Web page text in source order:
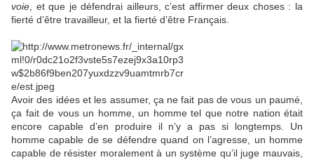
voie , et que je défendrai ailleurs, c’est affirmer deux choses : la
fierté d’être travailleur, et la fierté d’être Français.
Avoir des idées et les assumer, ça ne fait pas de vous un paumé,
ça fait de vous un homme, un homme tel que notre nation était
encore capable d’en produire il n’y a pas si longtemps. Un
homme capable de se défendre quand on l’agresse, un homme
capable de résister moralement à un système qu’il juge mauvais,